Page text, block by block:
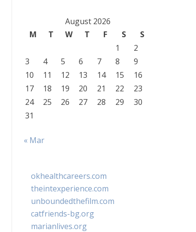
August 2026
M
T W T F S
S
1
2
3
4 5 6 7 8
9
10
11 12 13 14 15
16
17
18 19 20 21 22
23
24
25 26 27 28 29
30
31
« Mar
okhealthcareers.com
theintexperience.com
unboundedthefilm.com
catfriends-bg.org
marianlives.org